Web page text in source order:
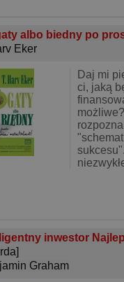
albo biedny po
Eker
Daj mi
ci, jaką
inwestor
Graham